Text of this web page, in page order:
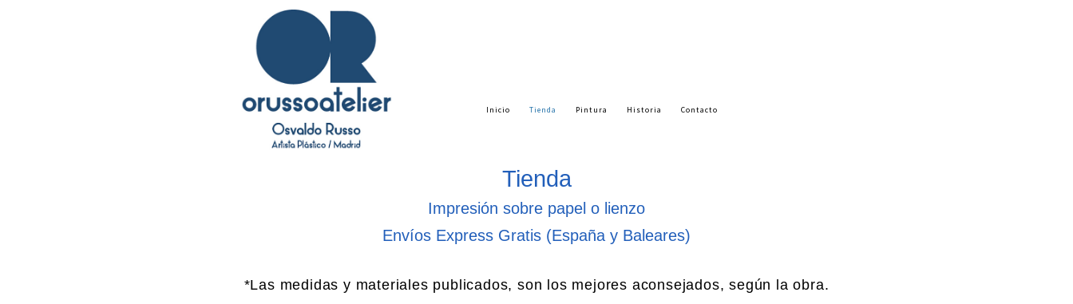
Inicio Tienda Pintura Historia Contacto
Impresión sobre papel o lienzo
Envíos Express Gratis (España y Baleares)
*Las medidas y materiales publicados, son los mejores aconsejados, según la obra.
Tienda